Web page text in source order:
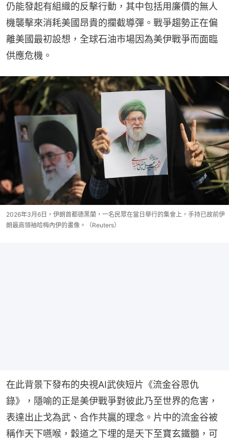
仍能發起有組織的反擊行動，其中包括用廉價的無人
機襲擊來消耗美國昂貴的攔截導彈。戰爭趨勢正在偏
離美國最初設想，全球石油市場因為美伊戰爭而面臨
供應危機。
2026年3月6日，伊朗首都德黑蘭，一名民眾在當日舉行的集會上，手持已故前伊
朗最高領袖哈梅內伊的畫像。（Reuters）
在此背景下發布的央視AI武俠短片《流金谷恩仇
錄》，隱喻的正是美伊戰爭對彼此乃至世界的危害，
表達出止戈為武、合作共贏的理念。片中的流金谷被
稱作天下嚥喉，穀道之下埋的是天下至寶玄鐵髓，可